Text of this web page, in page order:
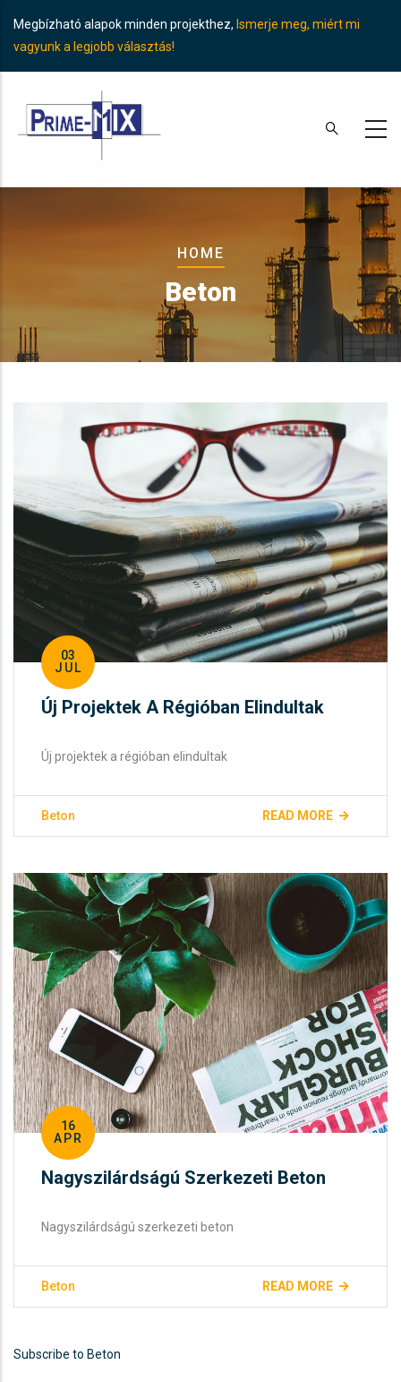
main
Megbízható alapok minden projekthez, Ismerje meg, miért mi
vagyunk a legjobb választás!
Breadcrumb
HOME
Beton
03
JUL
Új Projektek A Régióban Elindultak
Új projektek a régióban elindultak
Beton READ MORE
16
APR
Nagyszilárdságú Szerkezeti Beton
Nagyszilárdságú szerkezeti beton
Beton READ MORE
Subscribe to Beton